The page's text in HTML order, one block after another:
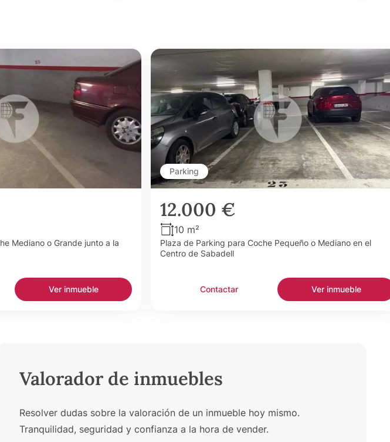
Mediano o Grande junto a la
Ver inmueble
Parking
12.000 €
10 m²
Plaza de Parking para Coche Pequeño o Mediano en el
Centro de Sabadell
Contactar Ver inmueble
Valorador de inmuebles
Resolver dudas sobre la valoración de un inmueble hoy mismo.
Tranquilidad, seguridad y confianza a la hora de vender.